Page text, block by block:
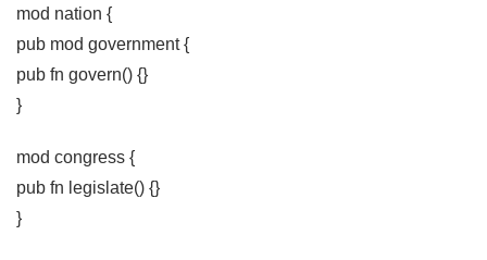
mod nation {
pub mod government {
pub fn govern() {}
}
mod congress {
pub fn legislate() {}
}